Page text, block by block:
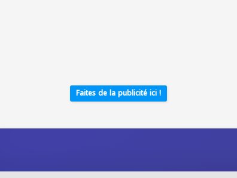
Faites de la publicité ici !